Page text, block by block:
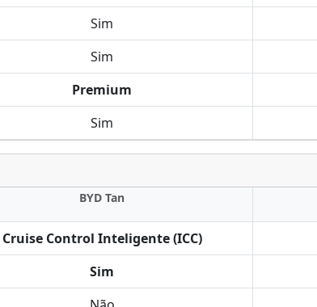
Sim
Sim
Premium
Sim
BYD Tan
Cruise Control Inteligente (ICC)
Sim